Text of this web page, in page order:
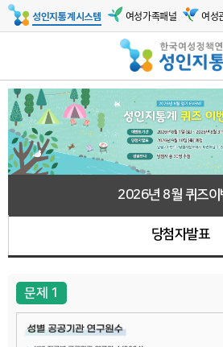
성인지통계시스템 여성가족패널 여성
2026년 8월 퀴즈이
당첨자발표
문제 1